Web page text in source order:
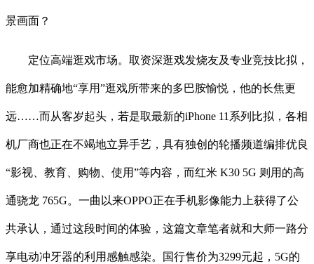
景画面？
定位高端逛戏市场。取资深逛戏发烧友及专业竞技比拟，
能愈加精确地“享用”逛戏所带来的多巴胺愉悦，他的长焦更
远……而从客岁起头，若是取最新的iPhone 11系列比拟，各相
机厂商也正在不竭地立异手艺，具有独创的轮播频道编排优良
“影视、教育、购物、使用”等内容，而红米 K30 5G 则用的高
通骁龙 765G。一曲以来OPPO正在手机影像能力上获得了公
共承认，通过这段时间的体验，这篇文章笔者就和大师一路分
享电动冲牙器的利用感触感染。国行售价为3299元起，5G的